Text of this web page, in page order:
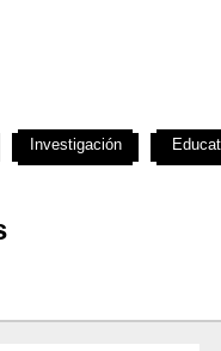
Investigación